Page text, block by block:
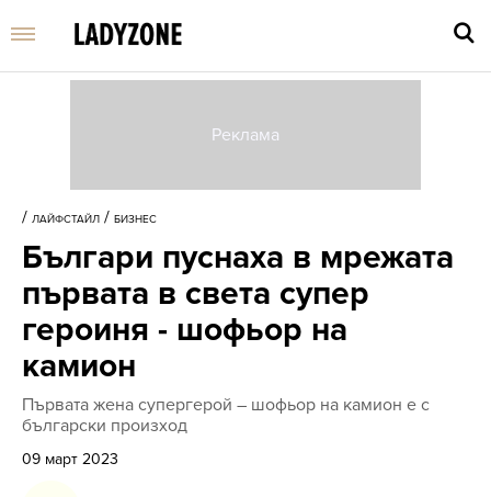
и
/ ЛАЙФСТАЙЛ / БИЗНЕС
Българи пуснаха в мрежата
първата в света супер
героиня - шофьор на
камион
Първата жена супергерой – шофьор на камион e с
български произход
09 март 2023